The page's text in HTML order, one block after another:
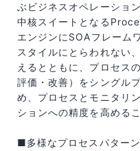
ぶビジネスオペレーショ
中核スイートとなる
エンジンにSOAフレーム
スタイルにとらわれない
えるとともに、プロセス
評価・改善）をシングル
め、プロセスとモニタリ
ションへの精度を高める
■多様なプロセスパター